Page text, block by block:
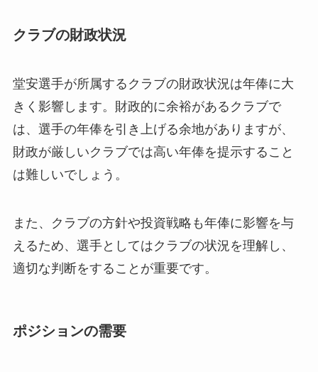
クラブの財政状況
堂安選手が所属するクラブの財政状況は年俸に大
きく影響します。財政的に余裕があるクラブで
は、選手の年俸を引き上げる余地がありますが、
財政が厳しいクラブでは高い年俸を提示すること
は難しいでしょう。
また、クラブの方針や投資戦略も年俸に影響を与
えるため、選手としてはクラブの状況を理解し、
適切な判断をすることが重要です。
ポジションの需要